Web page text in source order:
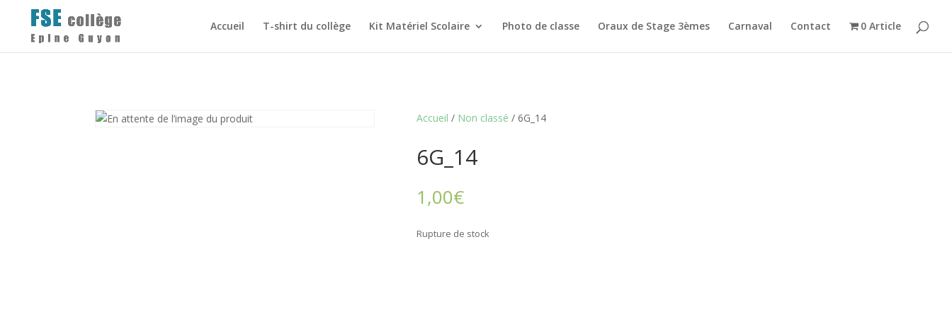
Accueil T-shirt du collège Kit Matériel Scolaire Photo de classe Oraux de Stage 3èmes Carnaval Contact 0 Article
Accueil / Non classé / 6G_14
6G_14
1,00€
Rupture de stock